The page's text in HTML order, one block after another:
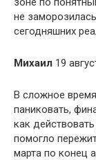
не
сегодняшних
Михаил 19
В сложное
паниковать,
как
помогло
марта по конец